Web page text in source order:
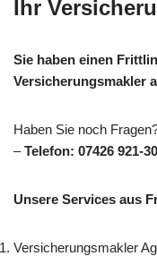
Ihr
Sie haben einen
Versicherungsmakler
Haben Sie noch
–Telefon: 07426 921-
Unsere Services aus
Versicherungsmakler